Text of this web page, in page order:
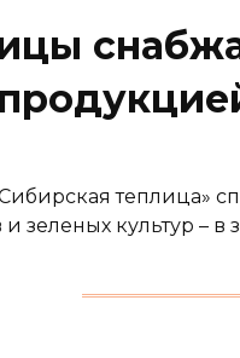
теплица»
зеленых культур – в